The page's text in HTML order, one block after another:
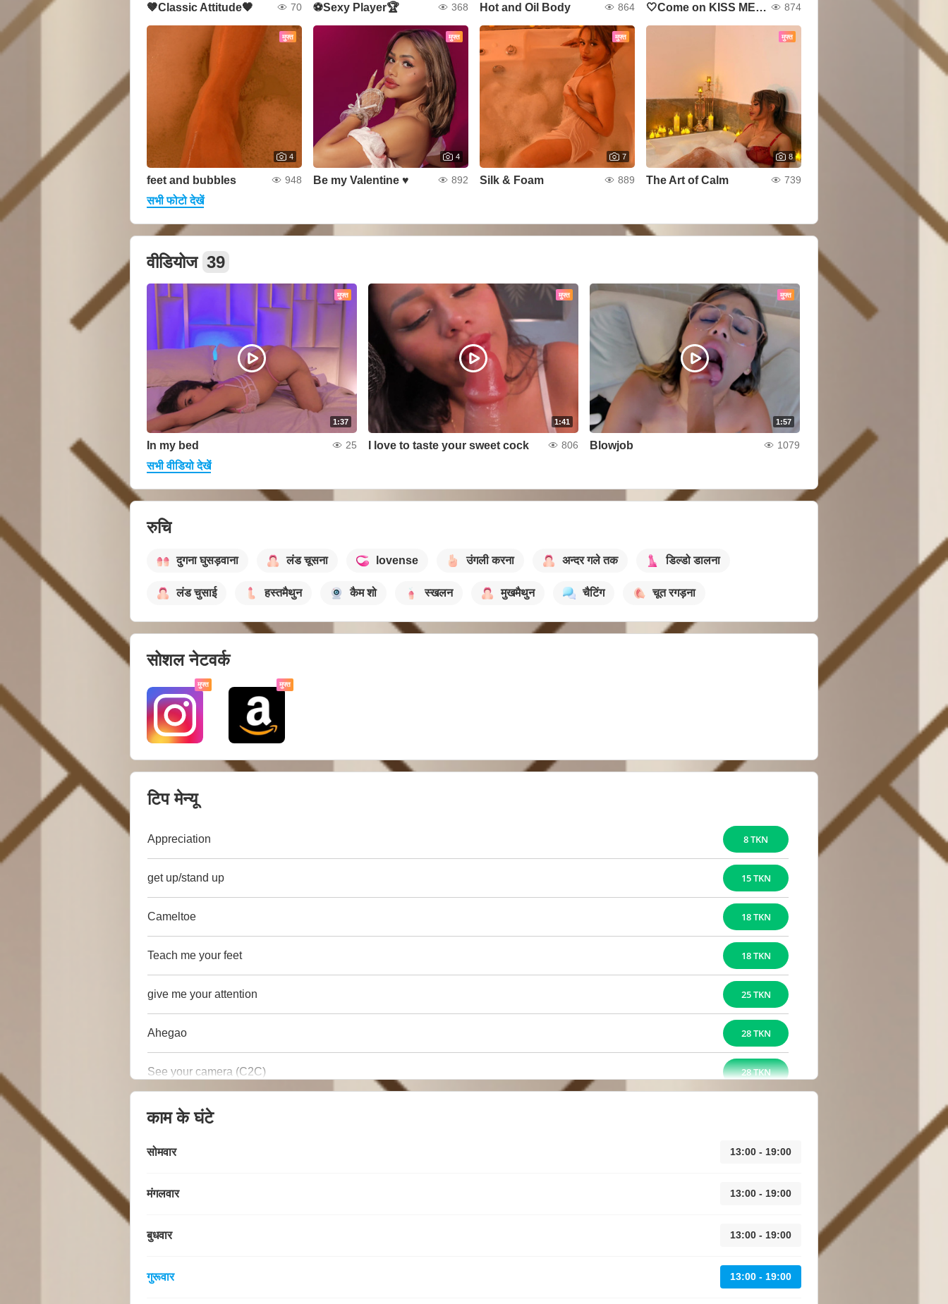
🤎Classic Attitude🖤 70 ⚽Sexy Player🏆 368 Hot and Oil Body 864 🤍Come on KISS ME 🖤 874
मुफ्त
4
feet and bubbles 948
मुफ्त
4
Be my Valentine ♥ 892
मुफ्त
7
Silk & Foam 889
मुफ्त
8
The Art of Calm 739
सभी फोटो देखें
वीडियोज 39
मुफ्त
1:37
In my bed 25
मुफ्त
1:41
I love to taste your sweet cock 806
मुफ्त
1:57
Blowjob 1079
सभी वीडियो देखें
रुचि
दुगना घुसड़वाना लंड चूसना lovense उंगली करना अन्दर गले तक डिल्डो डालना
लंड चुसाई हस्तमैथुन कैम शो स्खलन मुखमैथुन चैटिंग चूत रगड़ना
सोशल नेटवर्क
मुफ्त मुफ्त
टिप मेन्यू
Appreciation 8 TKN
get up/stand up 15 TKN
Cameltoe 18 TKN
Teach me your feet 18 TKN
give me your attention 25 TKN
Ahegao 28 TKN
See your camera (C2C) 28 TKN
काम के घंटे
सोमवार 13:00 - 19:00
मंगलवार 13:00 - 19:00
बुधवार 13:00 - 19:00
गुरूवार 13:00 - 19:00